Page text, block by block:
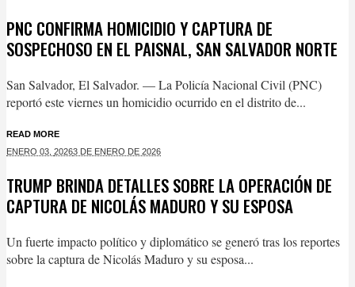
PNC CONFIRMA HOMICIDIO Y CAPTURA DE
SOSPECHOSO EN EL PAISNAL, SAN SALVADOR NORTE
San Salvador, El Salvador. — La Policía Nacional Civil (PNC)
reportó este viernes un homicidio ocurrido en el distrito de...
READ MORE
ENERO 03, 20263 DE ENERO DE 2026
TRUMP BRINDA DETALLES SOBRE LA OPERACIÓN DE
CAPTURA DE NICOLÁS MADURO Y SU ESPOSA
Un fuerte impacto político y diplomático se generó tras los reportes
sobre la captura de Nicolás Maduro y su esposa...